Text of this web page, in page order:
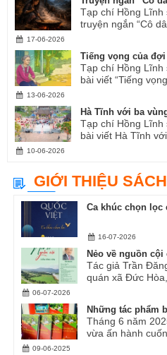
Tạp chí Hồng Lĩnh
truyện ngắn “Cô
17-06-2026
Tiếng vọng của
Tạp chí Hồng Lĩnh
bài viết “Tiếng vọng
13-06-2026
Hà Tĩnh với ba
Tạp chí Hồng Lĩnh
bài viết Hà Tĩnh với
10-06-2026
GIỚI THIỆU
Ca khúc chọn lọc
16-07-2026
Nẻo về nguồn cội
Tác giả Trần
quán xã Đức
06-07-2026
Những tác phẩm
Tháng 6 năm
vừa ấn hành
09-06-2025